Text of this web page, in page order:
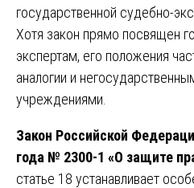
государственной судебно-
Хотя закон прямо посвящен
экспертам, его положения
аналогии и
учреждениями.
Закон Российской
года № 2300-1 «О защите
статье 18 устанавливает